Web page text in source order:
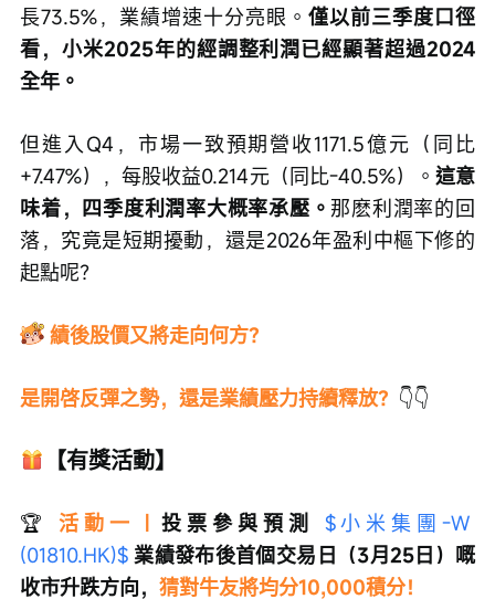
長73.5%，業績增速十分亮眼。 僅以前三季度口徑
看，小米2025年的經調整利潤已經顯著超過2024
全年。
但進入Q4，市場一致預期營收1171.5億元（同比
+7.47%），每股收益0.214元（同比-40.5%）。 這意
味着，四季度利潤率大概率承壓。 那麽利潤率的回
落，究竟是短期擾動，還是2026年盈利中樞下修的
起點呢？
績後股價又將走向何方？
是開啓反彈之勢，還是業績壓力持續釋放？ 👇👇
【有獎活動】
🏆 活動一 | 投票參與預測 $小米集團-W
(01810.HK)$ 業績發布後首個交易日（3月25日）嘅
收市升跌方向， 猜對牛友將均分10,000積分！